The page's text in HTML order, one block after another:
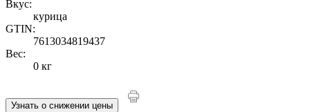
Вкус:
курица
GTIN:
7613034819437
Вес:
0 кг
Узнать о снижении цены